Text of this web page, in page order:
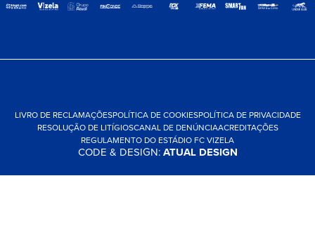
LIVRO DE RECLAMAÇÕESPOLÍTICA DE COOKIESPOLÍTICA DE PRIVACIDADE
RESOLUÇÃO DE LITÍGIOSCANAL DE DENÚNCIAACREDITAÇÕES
REGULAMENTO DO ESTÁDIO FC VIZELA
CODE & DESIGN:ATUAL DESIGN